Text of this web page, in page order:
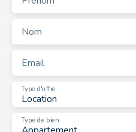
Nom
Email
Location
Type d'offre
Type de bien